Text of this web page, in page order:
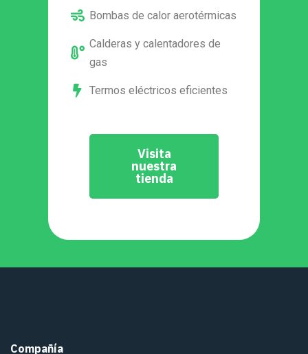
Bombas de calor aerotérmicas
Calderas y calentadores de
gas
Termos eléctricos eficientes
Visita
nuestra
tienda
Compañía